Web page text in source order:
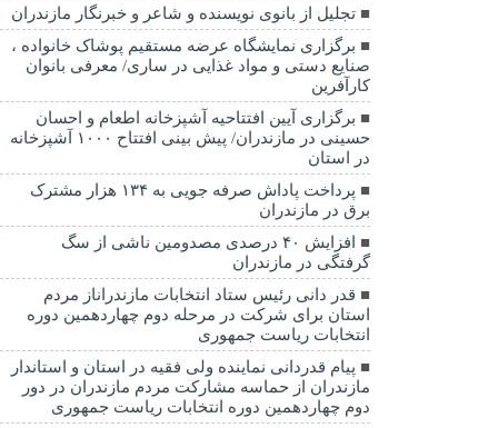
تجلیل از بانوی نویسنده و شاعر و خبرنگار مازندران
برگزاری نمایشگاه عرضه مستقیم پوشاک خانواده ،
صنایع دستی و مواد غذایی در ساری/ معرفی بانوان
کارآفرین
برگزاری آیین افتتاحیه آشپزخانه اطعام و احسان
حسینی در مازندران/ پیش بینی افتتاح ۱۰۰۰ آشپزخانه
در استان
پرداخت پاداش صرفه جویی به ۱۳۴ هزار مشترک
برق در مازندران
افزایش ۴۰ درصدی مصدومین ناشی از سگ
گرفتگی در مازندران
قدر دانی رئیس ستاد انتخابات مازندراناز مردم
استان برای شرکت در مرحله دوم چهاردهمین دوره
انتخابات ریاست جمهوری
پیام قدردانی نماینده ولی فقیه در استان و استاندار
مازندران از حماسه مشارکت مردم مازندران در دور
دوم چهاردهمین دوره انتخابات ریاست جمهوری